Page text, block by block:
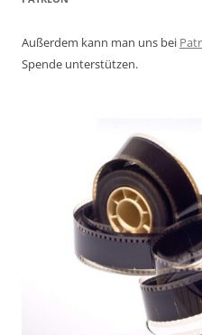
Außerdem kann man uns bei
Spende unterstützen.